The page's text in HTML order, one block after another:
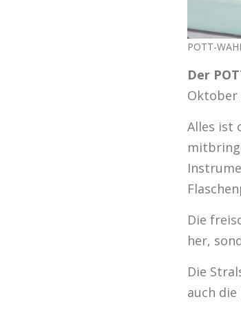
POTT-
Der
Oktober
Alles ist
Die
her,
Die
auch